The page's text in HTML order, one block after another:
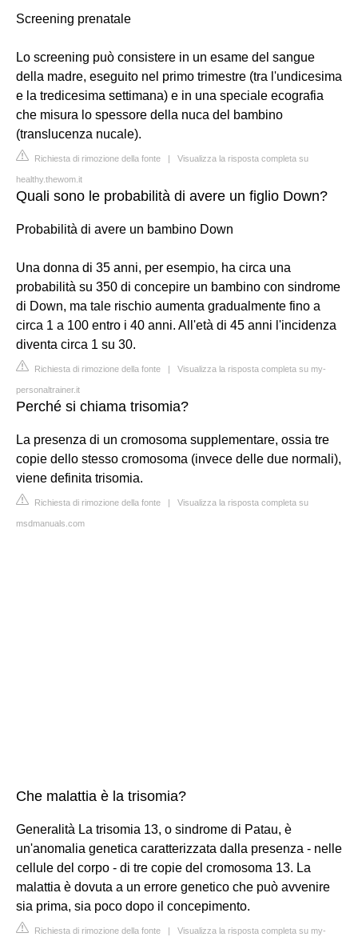
Screening prenatale
Lo screening può consistere in un esame del sangue
della madre, eseguito nel primo trimestre (tra l'undicesima
e la tredicesima settimana) e in una speciale ecografia
che misura lo spessore della nuca del bambino
(translucenza nucale).
Richiesta di rimozione della fonte | Visualizza la risposta completa su
healthy.thewom.it
Quali sono le probabilità di avere un figlio Down?
Probabilità di avere un bambino Down
Una donna di 35 anni, per esempio, ha circa una
probabilità su 350 di concepire un bambino con sindrome
di Down, ma tale rischio aumenta gradualmente fino a
circa 1 a 100 entro i 40 anni. All'età di 45 anni l'incidenza
diventa circa 1 su 30.
Richiesta di rimozione della fonte | Visualizza la risposta completa su my-
personaltrainer.it
Perché si chiama trisomia?
La presenza di un cromosoma supplementare, ossia tre
copie dello stesso cromosoma (invece delle due normali),
viene definita trisomia.
Richiesta di rimozione della fonte | Visualizza la risposta completa su
msdmanuals.com
Che malattia è la trisomia?
Generalità La trisomia 13, o sindrome di Patau, è
un'anomalia genetica caratterizzata dalla presenza - nelle
cellule del corpo - di tre copie del cromosoma 13. La
malattia è dovuta a un errore genetico che può avvenire
sia prima, sia poco dopo il concepimento.
Richiesta di rimozione della fonte | Visualizza la risposta completa su my-